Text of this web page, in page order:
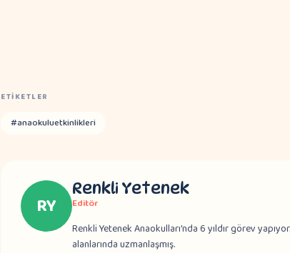
ETIKETLER
#anaokuluetkinlikleri
RY
Renkli Yetenek
Editör
Renkli Yetenek Anaokulları'nda 6 yıldır görev
alanlarında uzmanlaşmış.